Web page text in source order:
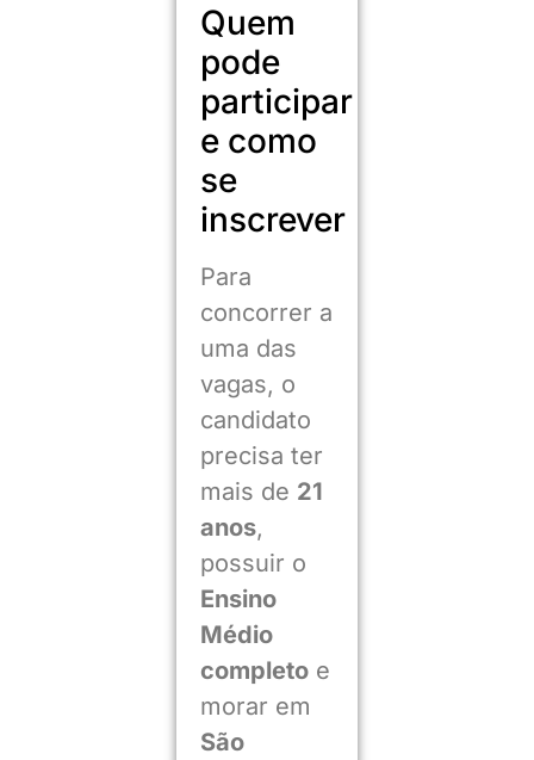
Quem
pode
participar
e como
se
inscrever
Para
concorrer a
uma das
vagas, o
candidato
precisa ter
mais de 21
anos,
possuir o
Ensino
Médio
completoe
morar em
São